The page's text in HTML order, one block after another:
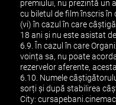
premiului, nu prezintă un
cu biletul de film înscris în
(vi) în cazul în care
18 ani și nu este asistat
6.9. În cazul în care
voința sa, nu poate
rezervelor aferente,
6.10. Numele
sorți și după stabilirea
City: